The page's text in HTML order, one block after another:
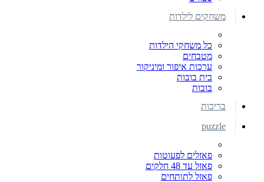
משחקים לילדות
כל משחקי הילדות
מטבחים
ערכות איפור ומיניקור
בית בובות
בובות
בריכות
puzzle
פאזלים לפעוטות
פאזל עד 48 חלקים
פאזל לתותחים